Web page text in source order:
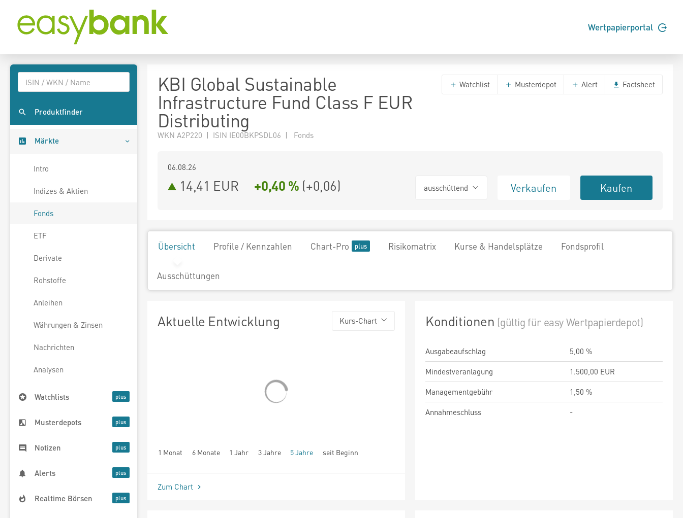
Wertpapierportal
Produktfinder
Märkte
Intro
Indizes & Aktien
Fonds
ETF
Derivate
Rohstoffe
Anleihen
Währungen & Zinsen
Nachrichten
Analysen
Watchlists
Musterdepots
Notizen
Alerts
Realtime Börsen
KBI Global Sustainable
Infrastructure Fund Class F EUR
Distributing
WKN A2P220 | ISIN IE00BKPSDL06 | Fonds
Watchlist Musterdepot Alert Factsheet
06.08.26
14,41 EUR +0,40 % (+0,06) ausschüttend Verkaufen Kaufen
Übersicht Profile / Kennzahlen Chart-Pro Risikomatrix Kurse & Handelsplätze Fondsprofil
Ausschüttungen
Aktuelle Entwicklung Kurs-Chart
1 Monat 6 Monate 1 Jahr 3 Jahre 5 Jahre seit Beginn
Zum Chart
Konditionen (gültig für easy Wertpapierdepot)
Ausgabeaufschlag
5,00 %
Mindestveranlagung
1.500,00 EUR
Managementgebühr
1,50 %
Annahmeschluss
-